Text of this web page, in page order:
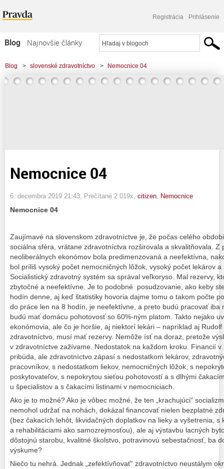
Registrácia Prihlásenie
Blog
Najnovšie články
Najčítanejšie články
Najkomentovanejšie články
Blog > slovenské zdravotníctvo > Nemocnice 04
Nemocnice 04
6. decembra 2019 21:43 , Prečítané 2 019x, citizen Nemocnice
Nemocnice 04
Zaujímavé na slovenskom zdravotníctve je, že počas celého
sociálna sféra, vrátane zdravotníctva rozširovala a skvalitňovala. Z
neoliberálnych ekonómov bola predimenzovaná a neefektívna,
bol príliš vysoký počet nemocničných lôžok, vysoký počet lekárov
Socialistický zdravotný systém sa správal veľkoryso. Mal rezervy,
zbytočné a neefektívne. Je to podobné posudzovanie, ako keby
hodín denne, aj keď štatistiky hovoria dajme tomu o takom počte
do práce len na 8 hodín, je neefektívne, a preto budú pracovať iba
budú mať domácu pohotovosť so 60%-ným platom. Takto nejako
ekonómovia, ale čo je horšie, aj niektorí lekári – napríklad aj
zdravotníctvo, musí mať rezervy. Nemôže ísť na doraz, pretože
v zdravotníctve zažívame. Nedostatok na každom kroku. Financií
pribúda, ale zdravotníctvo zápasí s nedostatkom lekárov,
pracovníkov, s nedostatkom liekov, nemocničných lôžok, s
poskytovateľov, s nepokrytou sieťou pohotovostí a s dlhými
u špecialistov a s čakacími listinami v nemocniciach.
Ako je to možné? Ako je vôbec možné, že ten „krachujúci“
nemohol udržať na nohách, dokázal financovať nielen bezplatné
(bez čakacích lehôt, likvidačných doplatkov na lieky a vyšetrenia, s
a rehabilitáciami ako samozrejmosťou), ale aj výstavbu lacných
dôstojnú starobu, kvalitné školstvo, potravinovú sebestačnosť, ba
výskume?
Niečo tu nehrá. Jednak „zefektívňovať“ zdravotníctvo neustálym